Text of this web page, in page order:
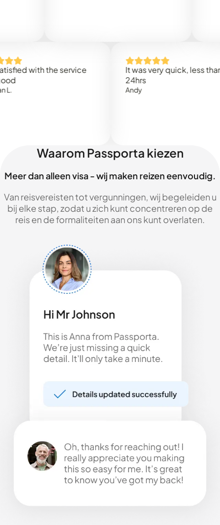
with the service
It was very quick, less than
Waarom Passporta kiezen
Meer dan alleen visa - wij maken reizen eenvoudig.
Van reisvereisten tot vergunningen, wij begeleiden u
bij elke stap, zodat u zich kunt concentreren op de
reis en de formaliteiten aan ons kunt overlaten.